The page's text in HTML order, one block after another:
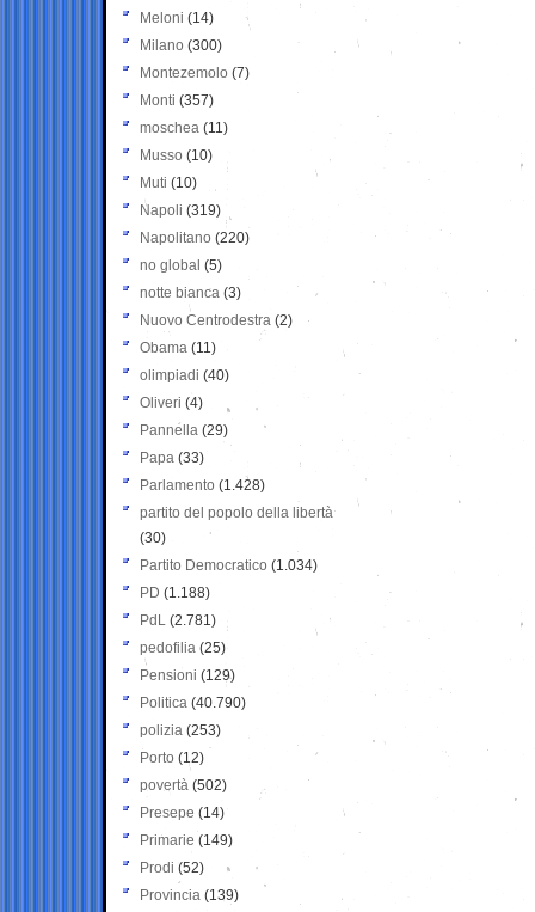
Meloni (14)
Milano (300)
Montezemolo (7)
Monti (357)
moschea (11)
Musso (10)
Muti (10)
Napoli (319)
Napolitano (220)
no global (5)
notte bianca (3)
Nuovo Centrodestra (2)
Obama (11)
olimpiadi (40)
Oliveri (4)
Pannella (29)
Papa (33)
Parlamento (1.428)
partito del popolo della libertà
(30)
Partito Democratico (1.034)
PD (1.188)
PdL (2.781)
pedofilia (25)
Pensioni (129)
Politica (40.790)
polizia (253)
Porto (12)
povertà (502)
Presepe (14)
Primarie (149)
Prodi (52)
Provincia (139)